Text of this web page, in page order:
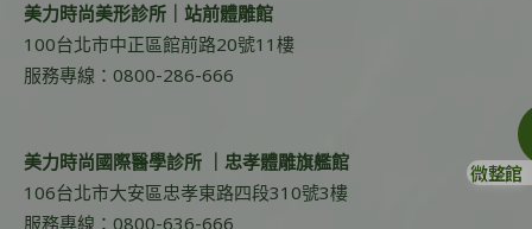
美力時尚美形診所｜站前體雕館
100台北市中正區館前路20號11樓
服務專線：0800-286-666
美力時尚國際醫學診所 ｜忠孝體雕旗艦館
106台北市大安區忠孝東路四段310號3樓
服務專線：0800-636-666
微整館